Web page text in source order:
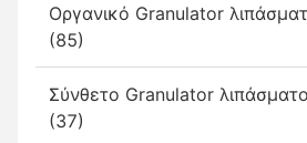
Οργανικό Granulator
(85)
Σύνθετο Granulator
(37)